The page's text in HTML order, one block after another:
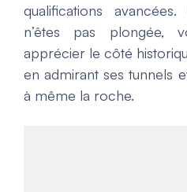
qualifications
n’êtes pas plongée,
apprécier le côté
en admirant ses tunnels
à même la roche.